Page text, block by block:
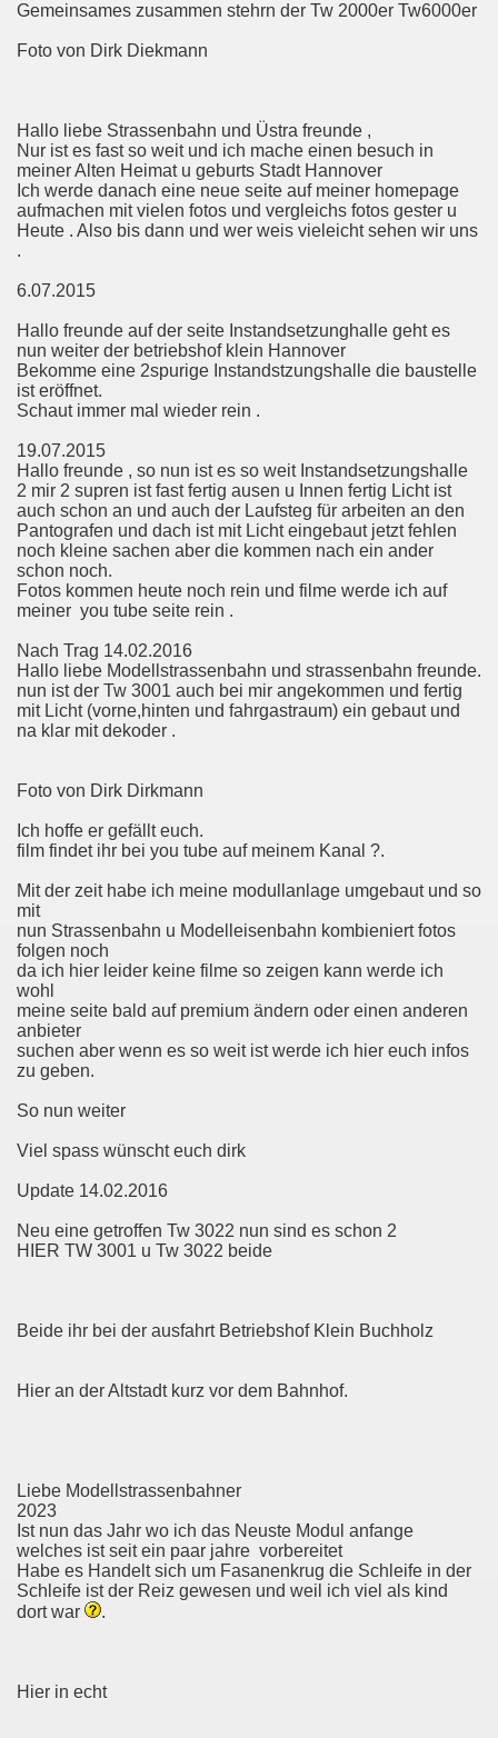
Gemeinsames zusammen stehrn der Tw 2000er Tw6000er
Foto von Dirk Diekmann
Hallo liebe Strassenbahn und Üstra freunde ,
Nur ist es fast so weit und ich mache einen besuch in
meiner Alten Heimat u geburts Stadt Hannover
Ich werde danach eine neue seite auf meiner homepage
aufmachen mit vielen fotos und vergleichs fotos gester u
Heute . Also bis dann und wer weis vieleicht sehen wir uns
.
6.07.2015
Hallo freunde auf der seite Instandsetzunghalle geht es
nun weiter der betriebshof klein Hannover
Bekomme eine 2spurige Instandstzungshalle die baustelle
ist eröffnet.
Schaut immer mal wieder rein .
19.07.2015
Hallo freunde , so nun ist es so weit Instandsetzungshalle
2 mir 2 supren ist fast fertig ausen u Innen fertig Licht ist
auch schon an und auch der Laufsteg für arbeiten an den
Pantografen und dach ist mit Licht eingebaut jetzt fehlen
noch kleine sachen aber die kommen nach ein ander
schon noch.
Fotos kommen heute noch rein und filme werde ich auf
meiner you tube seite rein .
Nach Trag 14.02.2016
Hallo liebe Modellstrassenbahn und strassenbahn freunde.
nun ist der Tw 3001 auch bei mir angekommen und fertig
mit Licht (vorne,hinten und fahrgastraum) ein gebaut und
na klar mit dekoder .
Foto von Dirk Dirkmann
Ich hoffe er gefällt euch.
film findet ihr bei you tube auf meinem Kanal ?.
Mit der zeit habe ich meine modullanlage umgebaut und so
mit
nun Strassenbahn u Modelleisenbahn kombieniert fotos
folgen noch
da ich hier leider keine filme so zeigen kann werde ich
wohl
meine seite bald auf premium ändern oder einen anderen
anbieter
suchen aber wenn es so weit ist werde ich hier euch infos
zu geben.
So nun weiter
Viel spass wünscht euch dirk
Update 14.02.2016
Neu eine getroffen Tw 3022 nun sind es schon 2
HIER TW 3001 u Tw 3022 beide
Beide ihr bei der ausfahrt Betriebshof Klein Buchholz
Hier an der Altstadt kurz vor dem Bahnhof.
Liebe Modellstrassenbahner
2023
Ist nun das Jahr wo ich das Neuste Modul anfange
welches ist seit ein paar jahre vorbereitet
Habe es Handelt sich um Fasanenkrug die Schleife in der
Schleife ist der Reiz gewesen und weil ich viel als kind
dort war
.
Hier in echt